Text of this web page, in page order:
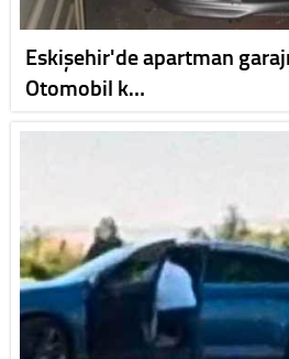
Eskişehir'de apartman
Otomobil k…